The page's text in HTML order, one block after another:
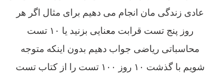
عادی زندگی مان انجام می دهیم برای مثال اگر هر
روز پنج تست قرابت معنایی بزنید یا ۱۰ تست
محاسباتی ریاضی جواب دهیم بدون اینکه متوجه
شویم با گذشت ۱۰ روز ۱۰۰ تست را از کتاب تست